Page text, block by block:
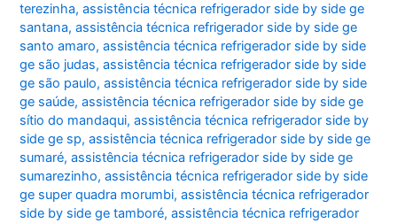
terezinha,assistência técnica refrigerador side by side ge
santana,assistência técnica refrigerador side by side ge
santo amaro,assistência técnica refrigerador side by side
ge são judas,assistência técnica refrigerador side by side
ge são paulo,assistência técnica refrigerador side by side
ge saúde,assistência técnica refrigerador side by side ge
sítio do mandaqui,assistência técnica refrigerador side by
side ge sp,assistência técnica refrigerador side by side ge
sumaré,assistência técnica refrigerador side by side ge
sumarezinho,assistência técnica refrigerador side by side
ge super quadra morumbi,assistência técnica refrigerador
side by side ge tamboré,assistência técnica refrigerador